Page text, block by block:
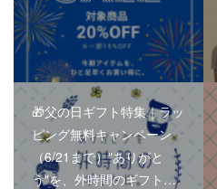
🎁父の日ギフト特集｜ラッ
ピング無料キャンペーン
（6/21まで）"ありがと
う"を、外時間のギフト…